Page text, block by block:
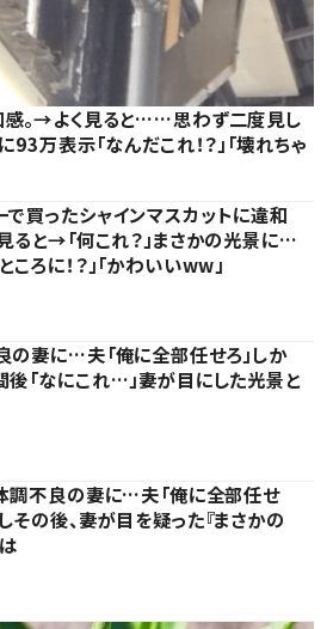
。→よく見ると……思わず二度見し
万表示「なんだこれ！？」「壊れちゃ
で買ったシャインマスカットに違和
ると→「何これ？」まさかの光景に…
ころに！？」「かわいいww」
の妻に…夫「俺に全部任せろ」しか
後「なにこれ…」妻が目にした光景と
体調不良の妻に…夫「俺に全部任せ
その後、妻が目を疑った『まさかの